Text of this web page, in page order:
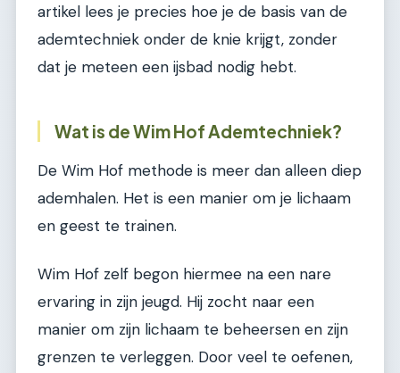
artikel lees je precies hoe je de basis van de
ademtechniek onder de knie krijgt, zonder
dat je meteen een ijsbad nodig hebt.
Wat is de Wim Hof Ademtechniek?
De Wim Hof methode is meer dan alleen diep
ademhalen. Het is een manier om je lichaam
en geest te trainen.
Wim Hof zelf begon hiermee na een nare
ervaring in zijn jeugd. Hij zocht naar een
manier om zijn lichaam te beheersen en zijn
grenzen te verleggen. Door veel te oefenen,